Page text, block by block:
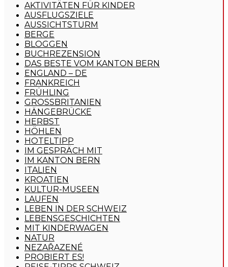
AKTIVITÄTEN FÜR KINDER
AUSFLUGSZIELE
AUSSICHTSTURM
BERGE
BLOGGEN
BUCHREZENSION
DAS BESTE VOM KANTON BERN
ENGLAND – DE
FRANKREICH
FRÜHLING
GROSSBRITANIEN
HÄNGEBRÜCKE
HERBST
HÖHLEN
HOTELTIPP
IM GESPRÄCH MIT
IM KANTON BERN
ITALIEN
KROATIEN
KULTUR-MUSEEN
LAUFEN
LEBEN IN DER SCHWEIZ
LEBENSGESCHICHTEN
MIT KINDERWAGEN
NATUR
NEZAŘAZENÉ
PROBIERT ES!